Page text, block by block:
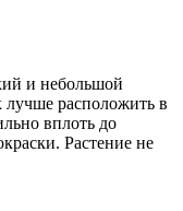
и небольшой
расположить в
вплоть до
Растение не